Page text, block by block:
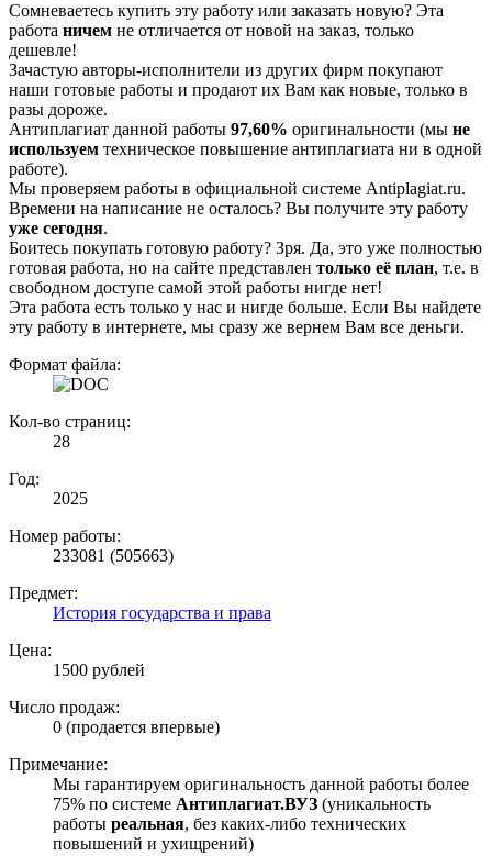
Сомневаетесь купить эту работу или заказать новую? Эта
работа ничем не отличается от новой на заказ, только
дешевле!
Зачастую авторы-исполнители из других фирм покупают
наши готовые работы и продают их Вам как новые, только в
разы дороже.
Антиплагиат данной работы 97,60% оригинальности (мы не
используем техническое повышение антиплагиата ни в одной
работе).
Мы проверяем работы в официальной системе Аntiplagiat.ru.
Времени на написание не осталось? Вы получите эту работу
уже сегодня.
Боитесь покупать готовую работу? Зря. Да, это уже полностью
готовая работа, но на сайте представлен только её план, т.е. в
свободном доступе самой этой работы нигде нет!
Эта работа есть только у нас и нигде больше. Если Вы найдете
эту работу в интернете, мы сразу же вернем Вам все деньги.
Формат файла:
Кол-во страниц:
28
Год:
2025
Номер работы:
233081 (505663)
Предмет:
История государства и права
Цена:
1500 рублей
Число продаж:
0 (продается впервые)
Примечание:
Мы гарантируем оригинальность данной работы более
75% по системе Антиплагиат.ВУЗ (уникальность
работы реальная, без каких-либо технических
повышений и ухищрений)